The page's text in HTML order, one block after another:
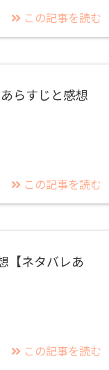
この記事を読む
らすじと感想
この記事を読む
【ネタバレあ
この記事を読む